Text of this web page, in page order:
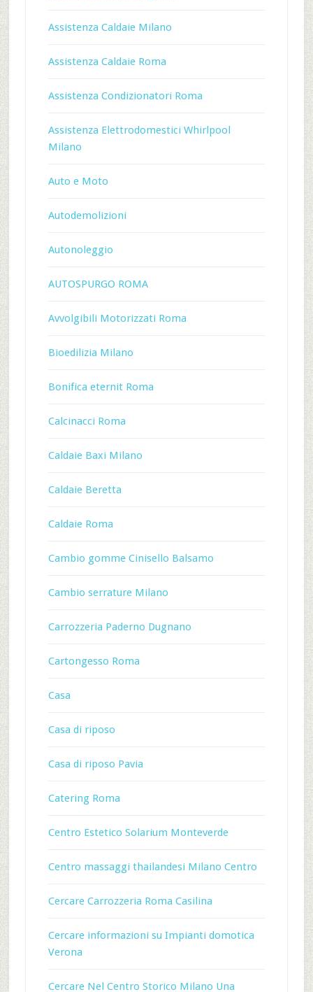
Assistenza Caldaie Milano
Assistenza Caldaie Roma
Assistenza Condizionatori Roma
Assistenza Elettrodomestici Whirlpool
Milano
Auto e Moto
Autodemolizioni
Autonoleggio
AUTOSPURGO ROMA
Avvolgibili Motorizzati Roma
Bioedilizia Milano
Bonifica eternit Roma
Calcinacci Roma
Caldaie Baxi Milano
Caldaie Beretta
Caldaie Roma
Cambio gomme Cinisello Balsamo
Cambio serrature Milano
Carrozzeria Paderno Dugnano
Cartongesso Roma
Casa
Casa di riposo
Casa di riposo Pavia
Catering Roma
Centro Estetico Solarium Monteverde
Centro massaggi thailandesi Milano Centro
Cercare Carrozzeria Roma Casilina
Cercare informazioni su Impianti domotica
Verona
Cercare Nel Centro Storico Milano Una